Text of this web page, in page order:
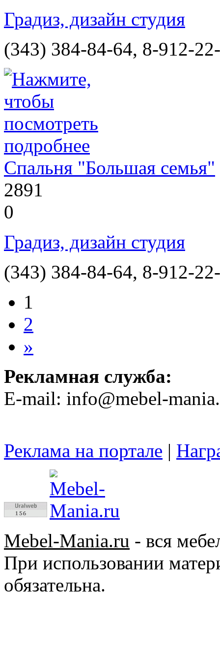
Градиз, дизайн студия
(343) 384-84-64, 8-912-
Спальня "Большая семья"
2891
0
Градиз, дизайн студия
(343) 384-84-64, 8-912-
1
2
»
Рекламная служба:
E-mail: info@mebel-
Реклама на портале |
Mebel-Mania.ru - вся
При использовании
обязательна.